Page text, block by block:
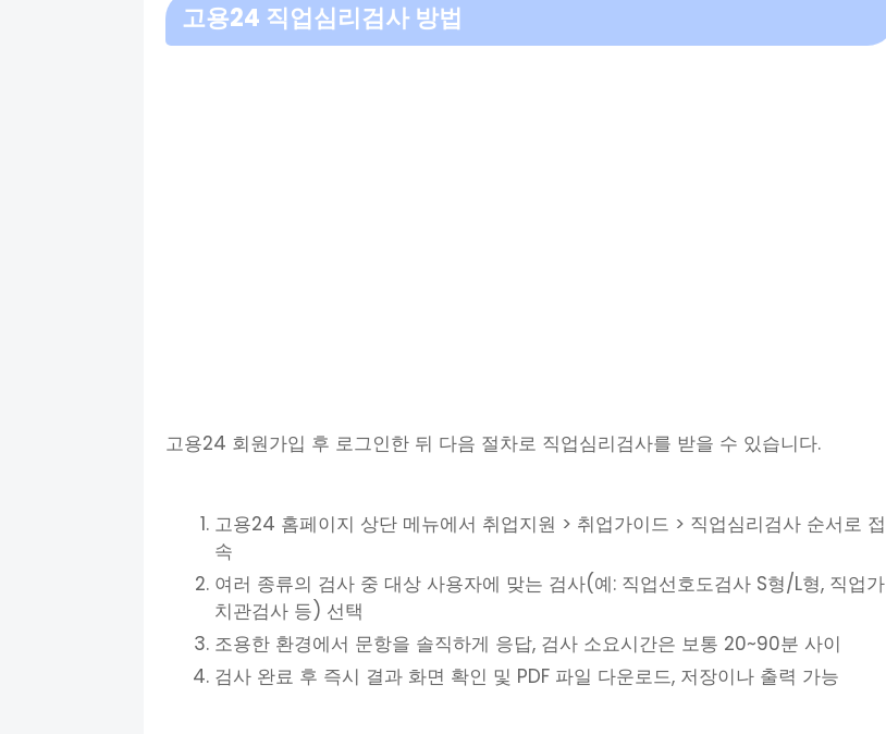
고용24 직업심리검사 방법
고용24 회원가입 후 로그인한 뒤 다음 절차로 직업심리검사를 받을 수 있습니다.
고용24 홈페이지 상단 메뉴에서 취업지원 > 취업가이드 > 직업심리검사 순서로 접
속
여러 종류의 검사 중 대상 사용자에 맞는 검사(예: 직업선호도검사 S형/L형, 직업가
치관검사 등) 선택
조용한 환경에서 문항을 솔직하게 응답, 검사 소요시간은 보통 20~90분 사이
검사 완료 후 즉시 결과 화면 확인 및 PDF 파일 다운로드, 저장이나 출력 가능